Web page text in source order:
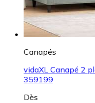
Canapés
vidaXL Canapé 2
359199
Dès